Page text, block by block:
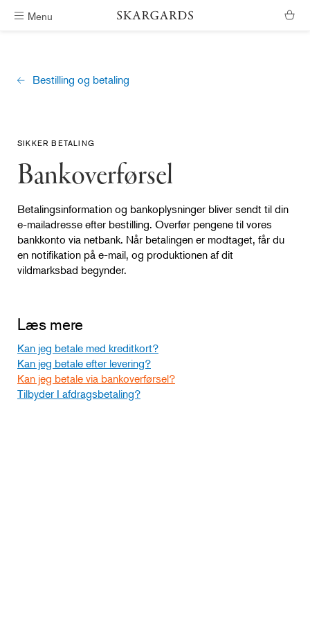
Menu Gratis levering i Danmark
Bestilling og betaling
SIKKER BETALING
Bankoverførsel
Betalingsinformation og bankoplysninger bliver sendt til din
e-mailadresse efter bestilling. Overfør pengene til vores
bankkonto via netbank. Når betalingen er modtaget, får du
en notifikation på e-mail, og produktionen af dit
vildmarksbad begynder.
Læs mere
Kan jeg betale med kreditkort?
Kan jeg betale efter levering?
Kan jeg betale via bankoverførsel?
Tilbyder I afdragsbetaling?